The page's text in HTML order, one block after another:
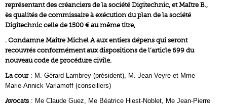
représentant des créanciers de la société Digitechnic, et Maître B.,
ès qualités de commissaire à exécution du plan de la société
Digitechnic celle de 1500 € au même titre,
. Condamne Maître Michel A aux entiers dépens qui seront
recouvrés conformément aux dispositions de l’article 699 du
nouveau code de procédure civile.
La cour: M. Gérard Lambrey (président), M. Jean Veyre et Mme
Marie-Annick Varlamoff (conseillers)
Avocats : Me Claude Guez, Me Béatrice Hiest-Noblet, Me Jean-Pierre